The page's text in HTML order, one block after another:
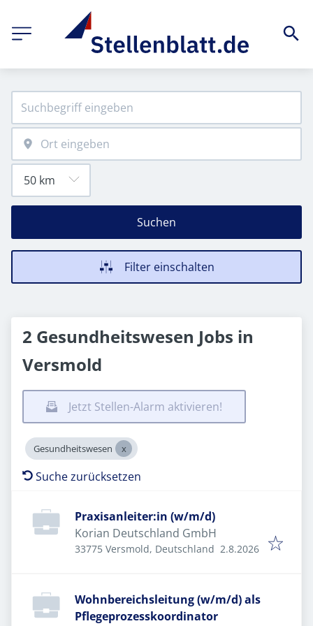
Suchen
Filter einschalten
2 Gesundheitswesen Jobs in
Versmold
Jetzt Stellen-Alarm aktivieren!
Gesundheitswesen
Suche zurücksetzen
Praxisanleiter:in (w/m/d)
Korian Deutschland GmbH
33775 Versmold, Deutschland Veröffentlicht
2.8.2026
Wohnbereichsleitung (w/m/d) als
Pflegeprozesskoordinator